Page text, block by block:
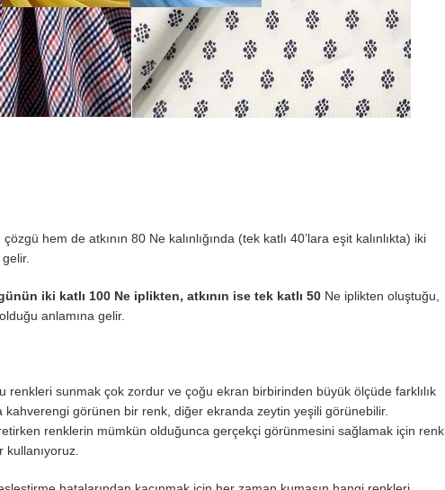
çözgü hem de atkının 80 Ne kalınlığında (tek katlı 40’lara eşit kalınlıkta) iki
iki katlı 100 Ne iplikten, atkının ise tek katlı 50 Ne iplikten oluştuğu,
anlamına gelir.
renkleri sunmak çok zordur ve çoğu ekran birbirinden büyük ölçüde farklılık
görünen bir renk, diğer ekranda zeytin yeşili görünebilir.
renklerin mümkün olduğunca gerçekçi görünmesini sağlamak için renk